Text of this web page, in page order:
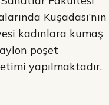
Kuşadası’nın
kadınlara kumaş
poşet
yapılmaktadır.